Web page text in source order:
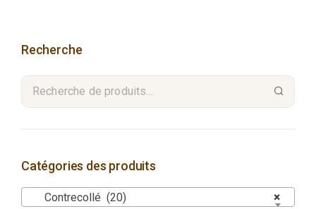
Recherche
Catégories des produits
×
Contrecollé (20)